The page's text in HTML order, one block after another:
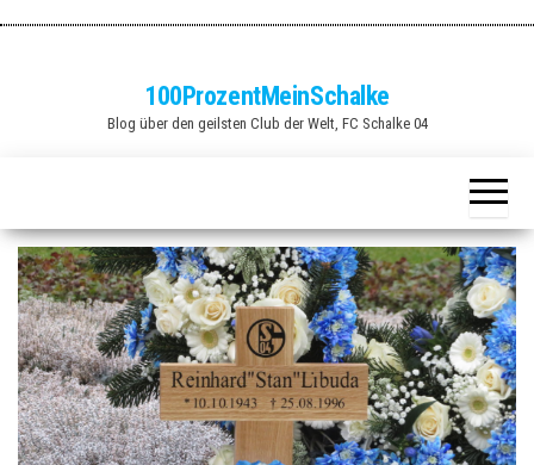
100ProzentMeinSchalke
Blog über den geilsten Club der Welt, FC Schalke 04